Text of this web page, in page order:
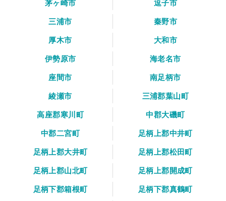
茅ヶ崎市
逗子市
三浦市
秦野市
厚木市
大和市
伊勢原市
海老名市
座間市
南足柄市
綾瀬市
三浦郡葉山町
高座郡寒川町
中郡大磯町
中郡二宮町
足柄上郡中井町
足柄上郡大井町
足柄上郡松田町
足柄上郡山北町
足柄上郡開成町
足柄下郡箱根町
足柄下郡真鶴町